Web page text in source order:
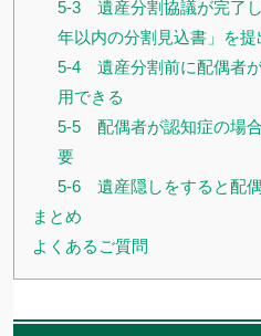
5-3 遺産分割協議が完了
年以内の分割見込書」を提
5-4 遺産分割前に配偶者
用できる
5-5 配偶者が認知症の場
要
5-6 遺産隠しをすると配
まとめ
よくあるご質問